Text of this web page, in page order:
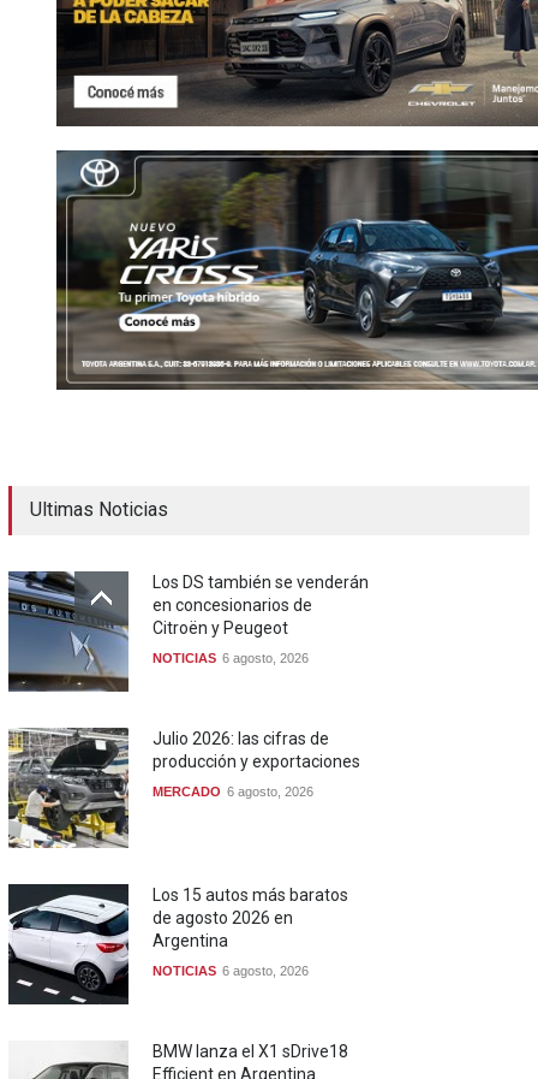
Ultimas Noticias
Los DS también se venderán
en concesionarios de
Citroën y Peugeot
NOTICIAS 6 agosto, 2026
Julio 2026: las cifras de
producción y exportaciones
MERCADO 6 agosto, 2026
Los 15 autos más baratos
de agosto 2026 en
Argentina
NOTICIAS 6 agosto, 2026
BMW lanza el X1 sDrive18
Efficient en Argentina